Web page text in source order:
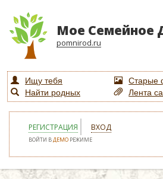
Мое Семейное
pomnirod.ru
Ищу тебя
Старые
Найти родных
Лента
РЕГИСТРАЦИЯ ВХОД
ВОЙТИ ВДЕМО РЕЖИМЕ